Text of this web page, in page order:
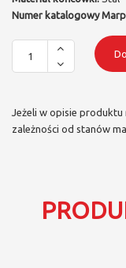
Numer katalogowy
Jeżeli w opisie
zależności od stanów